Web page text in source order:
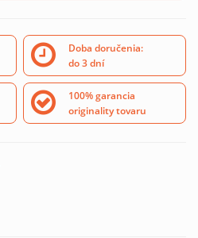
Doba doručenia:
do 3 dní
100% garancia
originality tovaru